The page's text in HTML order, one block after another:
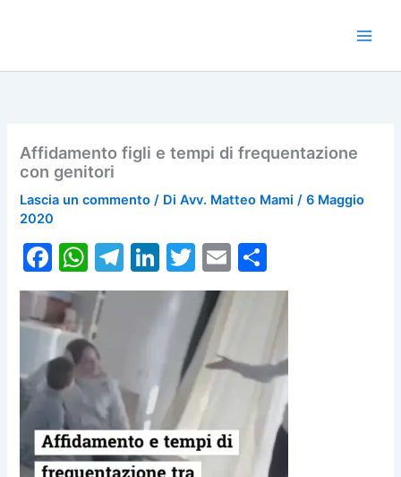
Affidamento figli e tempi di frequentazione
con genitori
Lascia un commento / DiAvv. Matteo Mami/6 Maggio
2020
F
a
c
e
b
o
o
k
W
h
at
s
A
p
p
T
el
gr
m
Li
n
k
dI
n
T
w
itt
er
E
m
ai
o
di
vi
di